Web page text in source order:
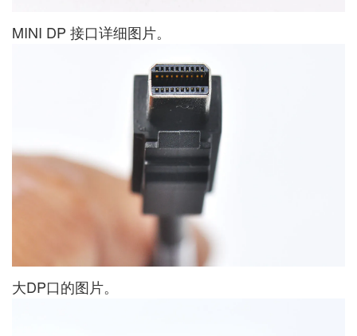
MINI DP 接口详细图片。
大DP口的图片。